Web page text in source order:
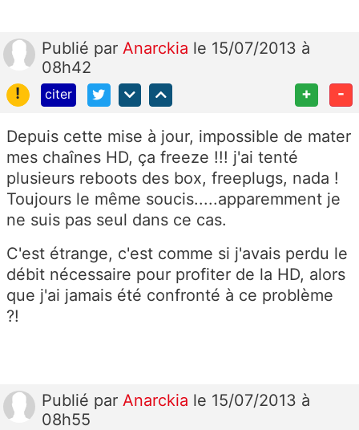
Publié par Anarckia le 15/07/2013 à
08h42
!
citer + -
Depuis cette mise à jour, impossible de mater
mes chaînes HD, ça freeze !!! j'ai tenté
plusieurs reboots des box, freeplugs, nada !
Toujours le même soucis.....apparemment je
ne suis pas seul dans ce cas.
C'est étrange, c'est comme si j'avais perdu le
débit nécessaire pour profiter de la HD, alors
que j'ai jamais été confronté à ce problème
?!
Publié par Anarckia le 15/07/2013 à
08h55